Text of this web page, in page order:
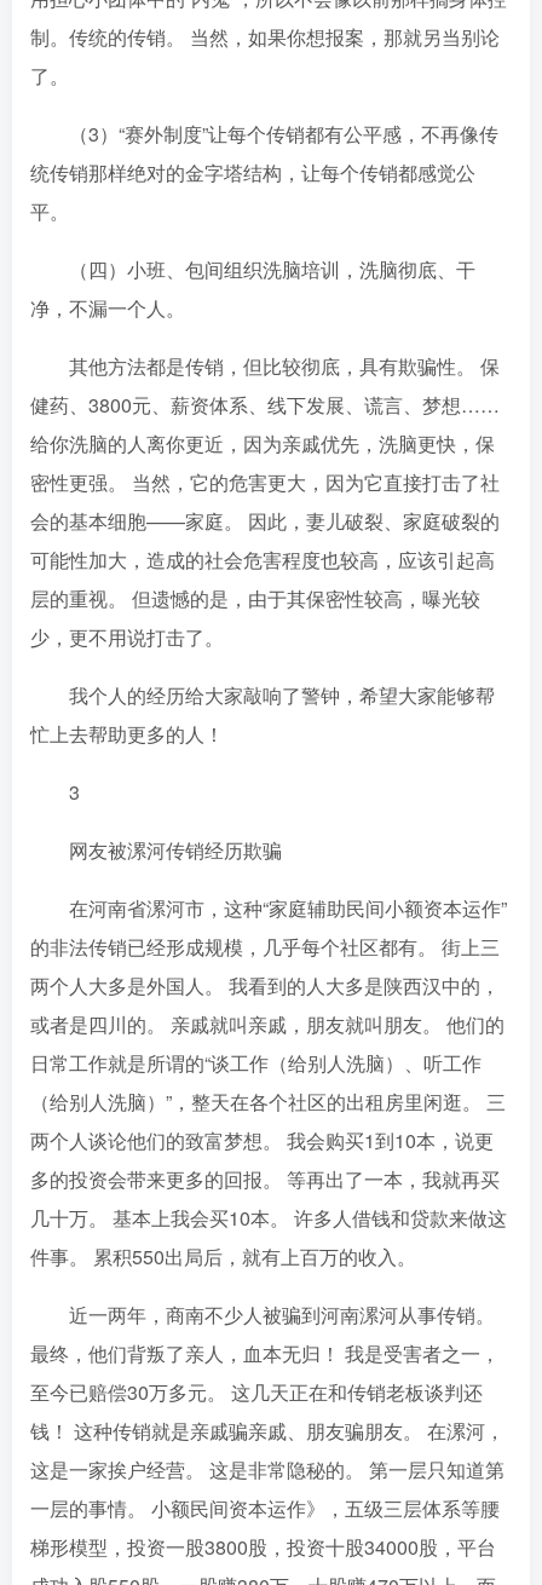
制。传统的传销。 当然，如果你想报案，那就另当别论
了。
（3）“赛外制度”让每个传销都有公平感，不再像传
统传销那样绝对的金字塔结构，让每个传销都感觉公
平。
（四）小班、包间组织洗脑培训，洗脑彻底、干
净，不漏一个人。
其他方法都是传销，但比较彻底，具有欺骗性。 保
健药、3800元、薪资体系、线下发展、谎言、梦想……
给你洗脑的人离你更近，因为亲戚优先，洗脑更快，保
密性更强。 当然，它的危害更大，因为它直接打击了社
会的基本细胞——家庭。 因此，妻儿破裂、家庭破裂的
可能性加大，造成的社会危害程度也较高，应该引起高
层的重视。 但遗憾的是，由于其保密性较高，曝光较
少，更不用说打击了。
我个人的经历给大家敲响了警钟，希望大家能够帮
忙上去帮助更多的人！
3
网友被漯河传销经历欺骗
在河南省漯河市，这种“家庭辅助民间小额资本运作”
的非法传销已经形成规模，几乎每个社区都有。 街上三
两个人大多是外国人。 我看到的人大多是陕西汉中的，
或者是四川的。 亲戚就叫亲戚，朋友就叫朋友。 他们的
日常工作就是所谓的“谈工作（给别人洗脑）、听工作
（给别人洗脑）”，整天在各个社区的出租房里闲逛。 三
两个人谈论他们的致富梦想。 我会购买1到10本，说更
多的投资会带来更多的回报。 等再出了一本，我就再买
几十万。 基本上我会买10本。 许多人借钱和贷款来做这
件事。 累积550出局后，就有上百万的收入。
近一两年，商南不少人被骗到河南漯河从事传销。
最终，他们背叛了亲人，血本无归！ 我是受害者之一，
至今已赔偿30万多元。 这几天正在和传销老板谈判还
钱！ 这种传销就是亲戚骗亲戚、朋友骗朋友。 在漯河，
这是一家挨户经营。 这是非常隐秘的。 第一层只知道第
一层的事情。 小额民间资本运作》，五级三层体系等腰
梯形模型，投资一股3800股，投资十股34000股，平台